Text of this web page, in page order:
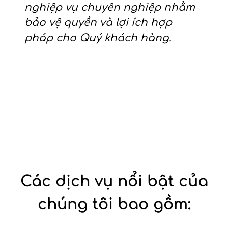
nghiệp vụ chuyên nghiệp nhằm
bảo vệ quyền và lợi ích hợp
pháp cho Quý khách hàng.
Các dịch vụ nổi bật của
chúng tôi bao gồm: